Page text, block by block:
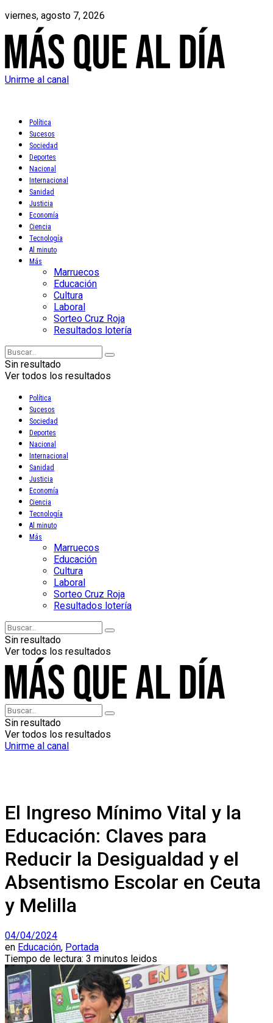
viernes, agosto 7, 2026
Unirme al canal
Política
Sucesos
Sociedad
Deportes
Nacional
Internacional
Sanidad
Justicia
Economía
Ciencia
Tecnología
Al minuto
Más
Marruecos
Educación
Cultura
Laboral
Sorteo Cruz Roja
Resultados lotería
Sin resultado
Ver todos los resultados
Política
Sucesos
Sociedad
Deportes
Nacional
Internacional
Sanidad
Justicia
Economía
Ciencia
Tecnología
Al minuto
Más
Marruecos
Educación
Cultura
Laboral
Sorteo Cruz Roja
Resultados lotería
Sin resultado
Ver todos los resultados
Sin resultado
Ver todos los resultados
Unirme al canal
El Ingreso Mínimo Vital y la
Educación: Claves para
Reducir la Desigualdad y el
Absentismo Escolar en Ceuta
y Melilla
04/04/2024
en Educación, Portada
Tiempo de lectura: 3 minutos leidos